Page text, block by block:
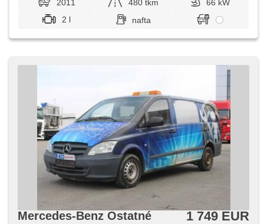
2011 480 tkm
66 kW
2 l
nafta
Mercedes-Benz Ostatné 1 749 EUR